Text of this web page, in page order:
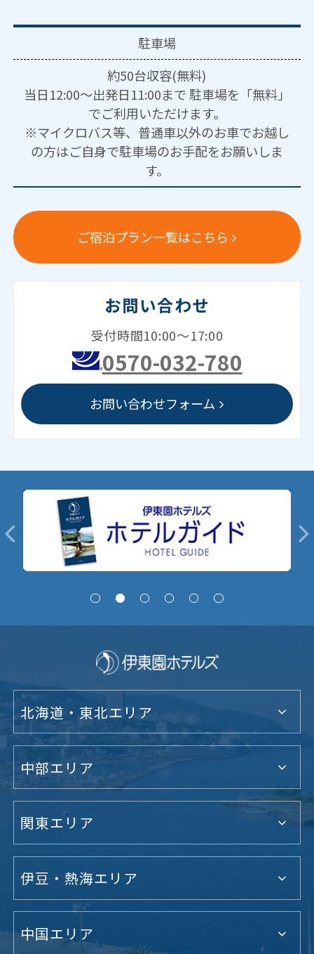
駐車場
約50台収容(無料)
当日12:00～出発日11:00まで 駐車場を「無料」
でご利用いただけます。
※マイクロバス等、普通車以外のお車でお越し
の方はご自身で駐車場のお手配をお願いしま
す。
ご宿泊プラン一覧はこちら
お問い合わせ
受付時間10:00～17:00
0570-032-780
お問い合わせフォーム
北海道・東北エリア
中部エリア
関東エリア
伊豆・熱海エリア
中国エリア